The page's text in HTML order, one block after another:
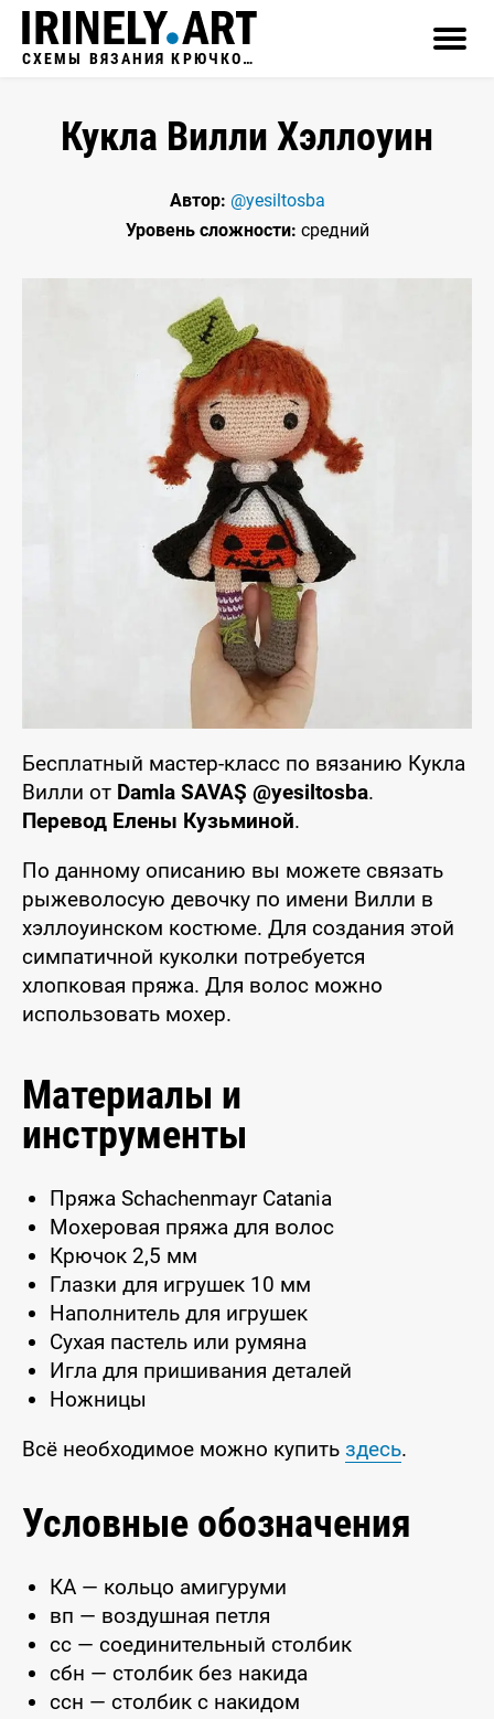
СХЕМЫ ВЯЗАНИЯ КРЮЧКОМ
Кукла Вилли Хэллоуин
Автор: @yesiltosba
Уровень сложности: средний
Бесплатный мастер-класс по вязанию Кукла
Вилли от Damla SAVAŞ @yesiltosba.
Перевод Елены Кузьминой.
По данному описанию вы можете связать
рыжеволосую девочку по имени Вилли в
хэллоуинском костюме. Для создания этой
симпатичной куколки потребуется
хлопковая пряжа. Для волос можно
использовать мохер.
Материалы и
инструменты
Пряжа Schachenmayr Catania
Мохеровая пряжа для волос
Крючок 2,5 мм
Глазки для игрушек 10 мм
Наполнитель для игрушек
Сухая пастель или румяна
Игла для пришивания деталей
Ножницы
Всё необходимое можно купить здесь.
Условные обозначения
КА — кольцо амигуруми
вп — воздушная петля
сс — соединительный столбик
сбн — столбик без накида
ссн — столбик с накидом